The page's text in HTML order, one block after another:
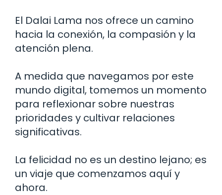
El Dalai Lama nos ofrece un camino
hacia la conexión, la compasión y la
atención plena.
A medida que navegamos por este
mundo digital, tomemos un momento
para reflexionar sobre nuestras
prioridades y cultivar relaciones
significativas.
La felicidad no es un destino lejano; es
un viaje que comenzamos aquí y
ahora.